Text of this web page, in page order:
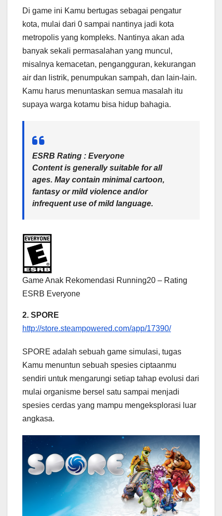
Di game ini Kamu bertugas sebagai pengatur
kota, mulai dari 0 sampai nantinya jadi kota
metropolis yang kompleks. Nantinya akan ada
banyak sekali permasalahan yang muncul,
misalnya kemacetan, pengangguran, kekurangan
air dan listrik, penumpukan sampah, dan lain-lain.
Kamu harus menuntaskan semua masalah itu
supaya warga kotamu bisa hidup bahagia.
ESRB Rating : Everyone
Content is generally suitable for all
ages. May contain minimal cartoon,
fantasy or mild violence and/or
infrequent use of mild language.
Game Anak Rekomendasi Running20 – Rating
ESRB Everyone
2. SPORE
http://store.steampowered.com/app/17390/
SPORE adalah sebuah game simulasi, tugas
Kamu menuntun sebuah spesies ciptaanmu
sendiri untuk mengarungi setiap tahap evolusi dari
mulai organisme bersel satu sampai menjadi
spesies cerdas yang mampu mengeksplorasi luar
angkasa.